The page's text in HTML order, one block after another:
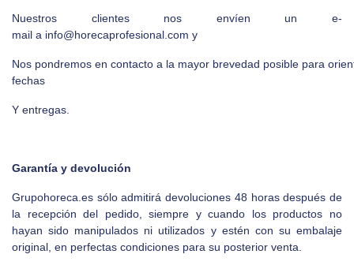
Nuestros clientes nos envíen un e-
mail a info@horecaprofesional.com y
Nos pondremos en contacto a la mayor brevedad posible para
fechas
Y entregas.
Garantía y devolución
Grupohoreca.es sólo admitirá devoluciones 48 horas después de
la recepción del pedido, siempre y cuando los productos no
hayan sido manipulados ni utilizados y estén con su embalaje
original, en perfectas condiciones para su posterior venta.